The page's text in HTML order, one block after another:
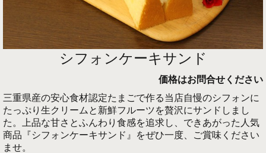
シフォンケーキサンド
価格はお問合せください
三重県産の安心食材認定たまごで作る当店自慢のシフォンに
たっぷり生クリームと新鮮フルーツを贅沢にサンドしまし
た。上品な甘さとふんわり食感を追求し、できあがった人気
商品『シフォンケーキサンド』をぜひ一度、ご賞味ください
ませ。